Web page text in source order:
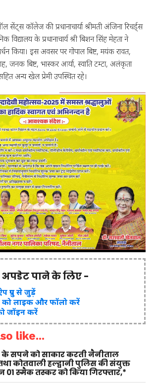
सेंट्स कॉलेज की प्रधानाचार्या श्रीमती अंजिना रिचर्ड्स
विद्यालय के प्रधानाचार्य श्री बिशन सिंह मेहता ने
किया। इस अवसर पर गोपाल बिष्ट, मयंक रावत,
जनक बिष्ट, भास्कर आर्या, स्वाति टम्टा, अलंकृता
अन्य खेल प्रेमी उपस्थित रहे।
पाने के लिए -
ग्रुप से जुड़ें
लाइक और फॉलो करें
जॉइन करें
like...
सपने को साकार करती नैनीताल
कोतवाली हल्द्वानी पुलिस की संयुक्त
01 स्मैक तस्कर को किया गिरफ्तार,*